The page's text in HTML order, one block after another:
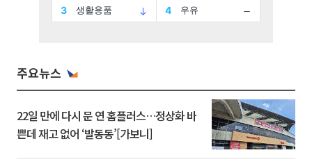
주요뉴스
22일 만에 다시 문 연 홈플러스…정상화 바
쁜데 재고 없어 ‘발동동’[가보니]